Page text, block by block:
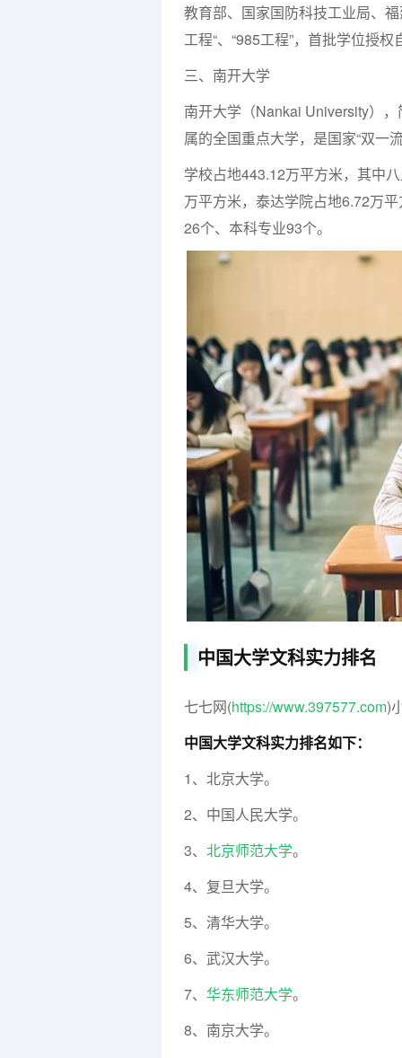
教育部、国家国防科技工业局、
工程“、“985工程”，首批学位授
三、南开大学
南开大学（Nankai University）
属的全国重点大学，是国家“双一
学校占地443.12万平方米，其中
万平方米，泰达学院占地6.72万
26个、本科专业93个。
中国大学文科实力排名
七七网(https://www.397577.com)
中国大学文科实力排名如下：
1、北京大学。
2、中国人民大学。
3、 北京师范大学。
4、复旦大学。
5、清华大学。
6、武汉大学。
7、 华东师范大学。
8、南京大学。